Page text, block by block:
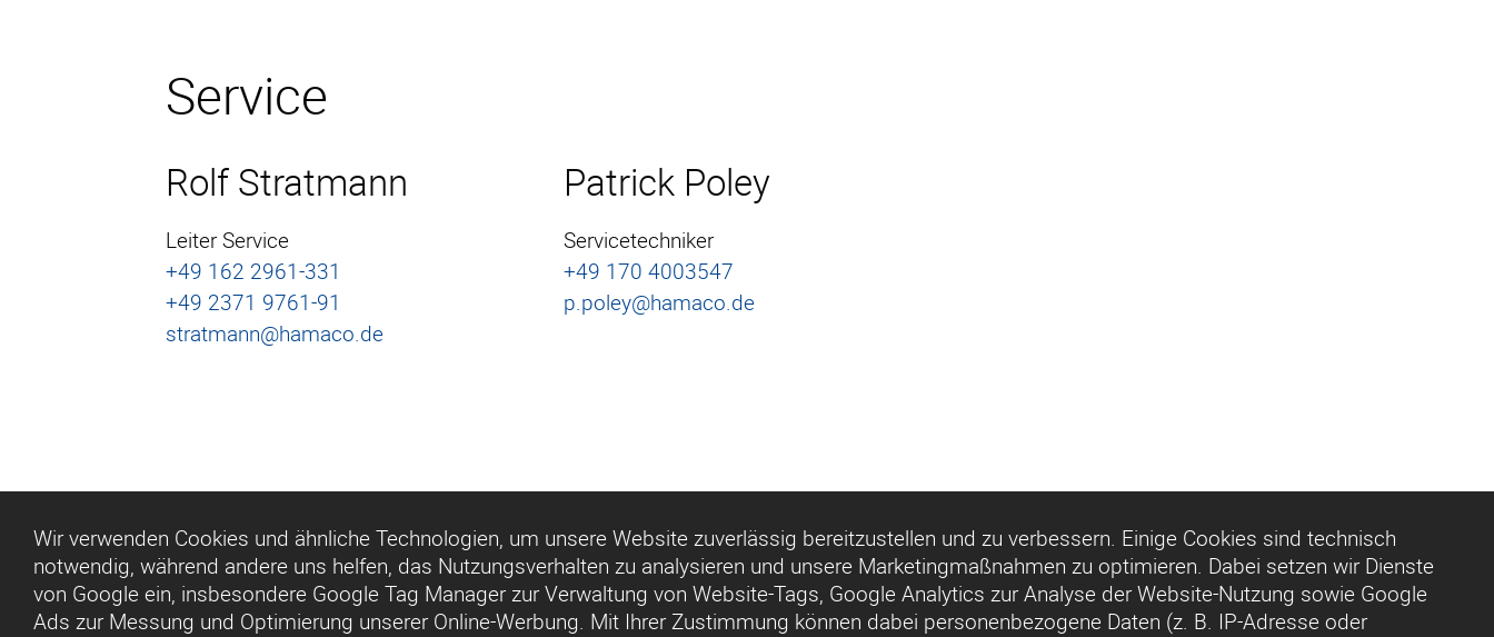
Service
Rolf Stratmann
Leiter Service
+49 162 2961-331
+49 2371 9761-91
stratmann@hamaco.de
Patrick Poley
Servicetechniker
+49 170 4003547
p.poley@hamaco.de
Wir verwenden Cookies und ähnliche Technologien, um unsere Website zuverlässig bereitzustellen und zu verbessern. Einige Cookies sind technisch
notwendig, während andere uns helfen, das Nutzungsverhalten zu analysieren und unsere Marketingmaßnahmen zu optimieren. Dabei setzen wir Dienste
von Google ein, insbesondere Google Tag Manager zur Verwaltung von Website-Tags, Google Analytics zur Analyse der Website-Nutzung sowie Google
Ads zur Messung und Optimierung unserer Online-Werbung. Mit Ihrer Zustimmung können dabei personenbezogene Daten (z. B. IP-Adresse oder